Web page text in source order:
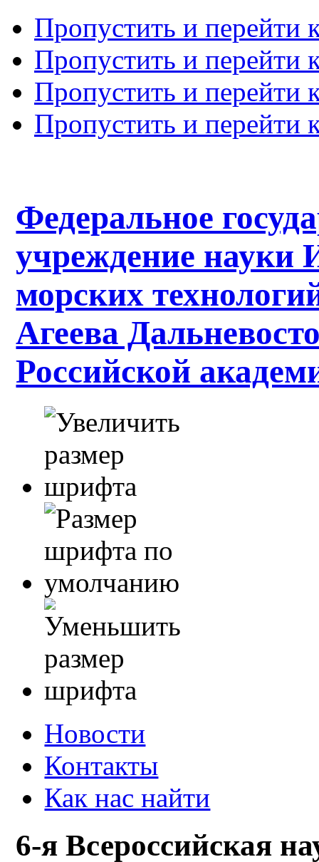
Пропустить и перейти
Пропустить и перейти
Пропустить и перейти
Пропустить и перейти
Федеральное
учреждение науки
морских
Агеева
Российской
Новости
Контакты
Как нас найти
6-я Всероссийская